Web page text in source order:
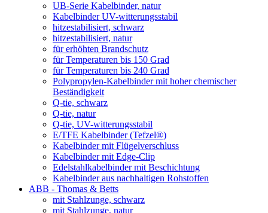
UB-Serie Kabelbinder, natur
Kabelbinder UV-witterungsstabil
hitzestabilisiert, schwarz
hitzestabilisiert, natur
für erhöhten Brandschutz
für Temperaturen bis 150 Grad
für Temperaturen bis 240 Grad
Polypropylen-Kabelbinder mit hoher chemischer
Beständigkeit
Q-tie, schwarz
Q-tie, natur
Q-tie, UV-witterungsstabil
E/TFE Kabelbinder (Tefzel®)
Kabelbinder mit Flügelverschluss
Kabelbinder mit Edge-Clip
Edelstahlkabelbinder mit Beschichtung
Kabelbinder aus nachhaltigen Rohstoffen
ABB - Thomas & Betts
mit Stahlzunge, schwarz
mit Stahlzunge, natur